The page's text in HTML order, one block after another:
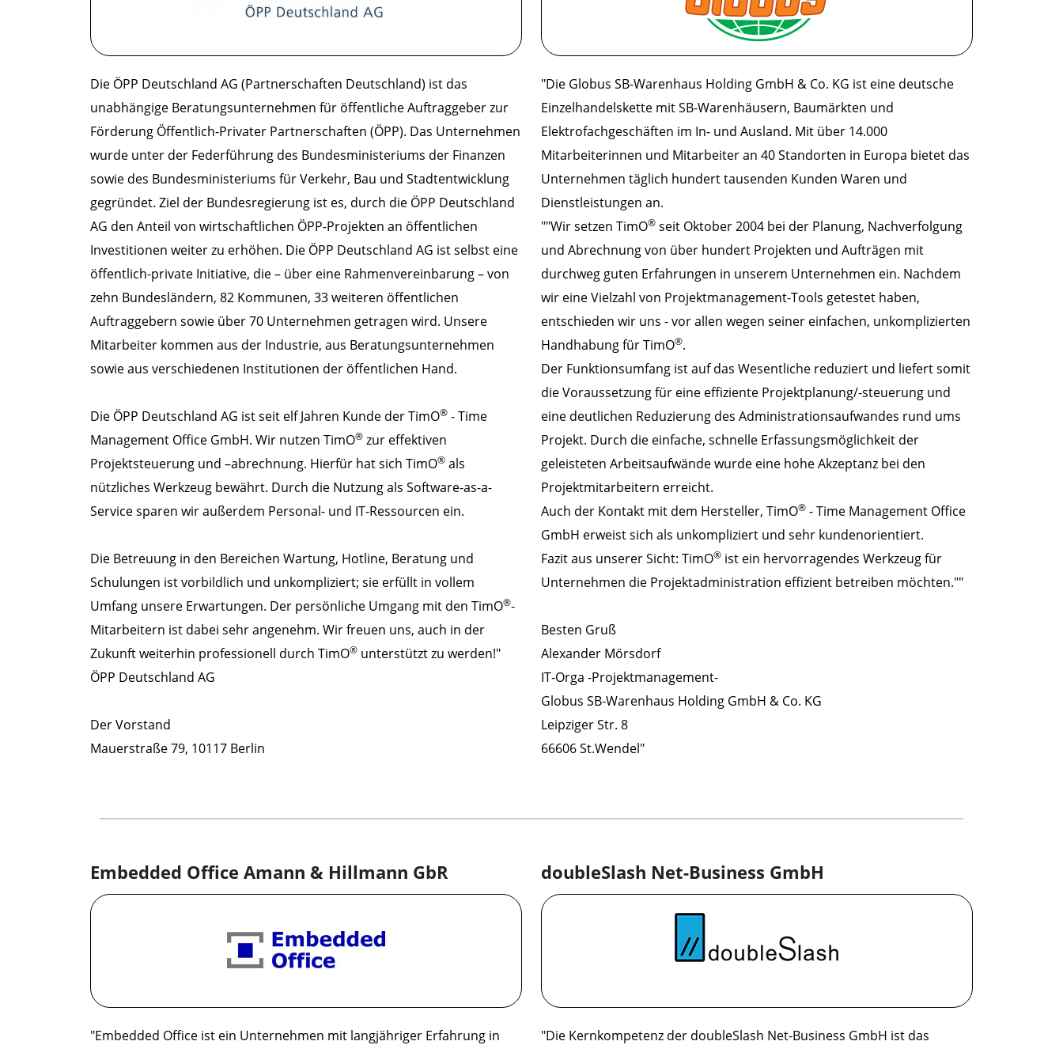
Die ÖPP Deutschland AG (Partnerschaften Deutschland) ist das
unabhängige Beratungsunternehmen für öffentliche Auftraggeber zur
Förderung Öffentlich-Privater Partnerschaften (ÖPP). Das Unternehmen
wurde unter der Federführung des Bundesministeriums der Finanzen
sowie des Bundesministeriums für Verkehr, Bau und Stadtentwicklung
gegründet. Ziel der Bundesregierung ist es, durch die ÖPP Deutschland
AG den Anteil von wirtschaftlichen ÖPP-Projekten an öffentlichen
Investitionen weiter zu erhöhen. Die ÖPP Deutschland AG ist selbst eine
öffentlich-private Initiative, die – über eine Rahmenvereinbarung – von
zehn Bundesländern, 82 Kommunen, 33 weiteren öffentlichen
Auftraggebern sowie über 70 Unternehmen getragen wird. Unsere
Mitarbeiter kommen aus der Industrie, aus Beratungsunternehmen
sowie aus verschiedenen Institutionen der öffentlichen Hand.
Die ÖPP Deutschland AG ist seit elf Jahren Kunde der TimO® - Time
Management Office GmbH. Wir nutzen TimO® zur effektiven
Projektsteuerung und –abrechnung. Hierfür hat sich TimO® als
nützliches Werkzeug bewährt. Durch die Nutzung als Software-as-a-
Service sparen wir außerdem Personal- und IT-Ressourcen ein.
Die Betreuung in den Bereichen Wartung, Hotline, Beratung und
Schulungen ist vorbildlich und unkompliziert; sie erfüllt in vollem
Umfang unsere Erwartungen. Der persönliche Umgang mit den TimO®-
Mitarbeitern ist dabei sehr angenehm. Wir freuen uns, auch in der
Zukunft weiterhin professionell durch TimO® unterstützt zu werden!"
ÖPP Deutschland AG
Der Vorstand
Mauerstraße 79, 10117 Berlin
"Die Globus SB-Warenhaus Holding GmbH & Co. KG ist eine deutsche
Einzelhandelskette mit SB-Warenhäusern, Baumärkten und
Elektrofachgeschäften im In- und Ausland. Mit über 14.000
Mitarbeiterinnen und Mitarbeiter an 40 Standorten in Europa bietet das
Unternehmen täglich hundert tausenden Kunden Waren und
Dienstleistungen an.
""Wir setzen TimO® seit Oktober 2004 bei der Planung, Nachverfolgung
und Abrechnung von über hundert Projekten und Aufträgen mit
durchweg guten Erfahrungen in unserem Unternehmen ein. Nachdem
wir eine Vielzahl von Projektmanagement-Tools getestet haben,
entschieden wir uns - vor allen wegen seiner einfachen, unkomplizierten
Handhabung für TimO®.
Der Funktionsumfang ist auf das Wesentliche reduziert und liefert somit
die Voraussetzung für eine effiziente Projektplanung/-steuerung und
eine deutlichen Reduzierung des Administrationsaufwandes rund ums
Projekt. Durch die einfache, schnelle Erfassungsmöglichkeit der
geleisteten Arbeitsaufwände wurde eine hohe Akzeptanz bei den
Projektmitarbeitern erreicht.
Auch der Kontakt mit dem Hersteller, TimO® - Time Management Office
GmbH erweist sich als unkompliziert und sehr kundenorientiert.
Fazit aus unserer Sicht: TimO® ist ein hervorragendes Werkzeug für
Unternehmen die Projektadministration effizient betreiben möchten.""
Besten Gruß
Alexander Mörsdorf
IT-Orga -Projektmanagement-
Globus SB-Warenhaus Holding GmbH & Co. KG
Leipziger Str. 8
66606 St.Wendel"
Embedded Office Amann & Hillmann GbR
"Embedded Office ist ein Unternehmen mit langjähriger Erfahrung in
doubleSlash Net-Business GmbH
"Die Kernkompetenz der doubleSlash Net-Business GmbH ist das